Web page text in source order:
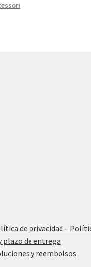
de privacidad –
plazo de entrega
y reembolsos